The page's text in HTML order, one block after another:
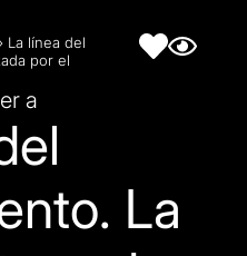
La línea del
por el
a
La